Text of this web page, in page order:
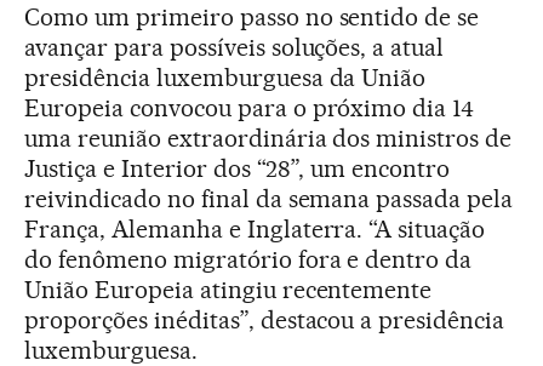
Como um primeiro passo no sentido de se
avançar para possíveis soluções, a atual
presidência luxemburguesa da União
Europeia convocou para o próximo dia 14
uma reunião extraordinária dos ministros de
Justiça e Interior dos “28”, um encontro
reivindicado no final da semana passada pela
França, Alemanha e Inglaterra. “A situação
do fenômeno migratório fora e dentro da
União Europeia atingiu recentemente
proporções inéditas”, destacou a presidência
luxemburguesa.